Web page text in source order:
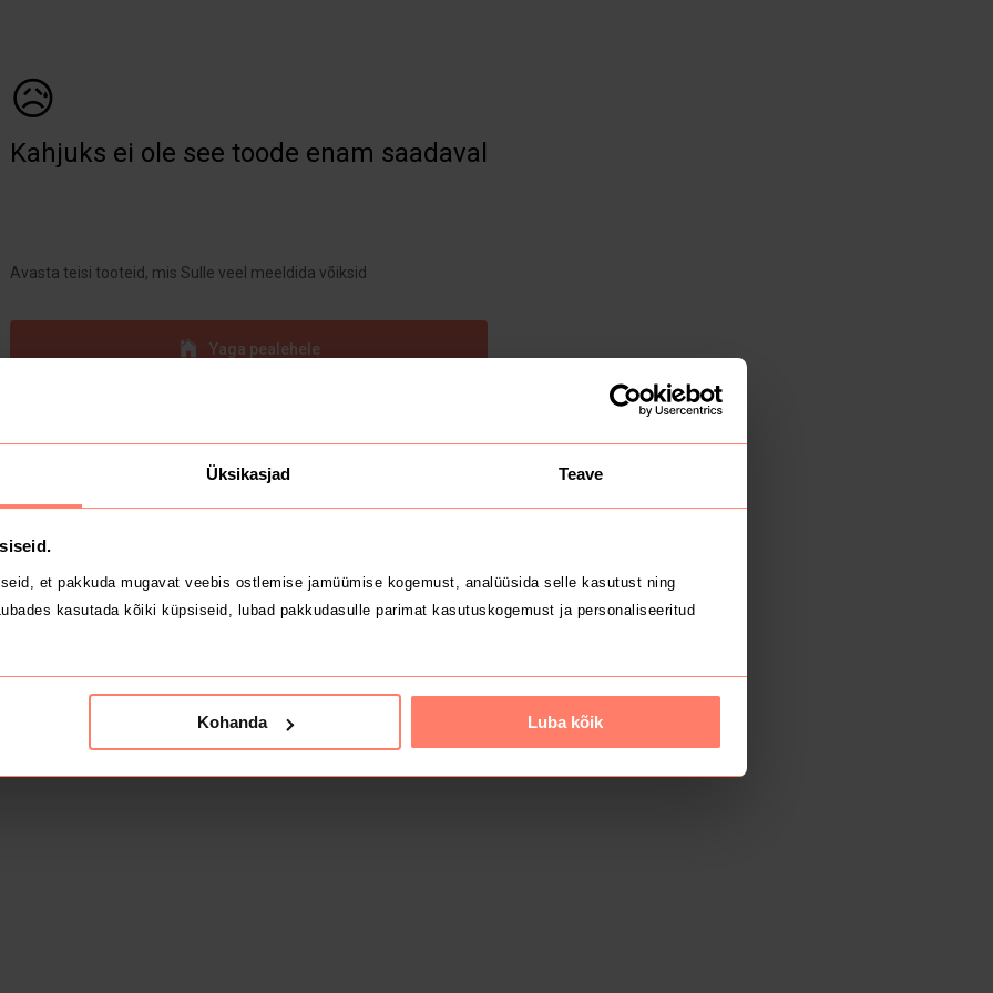
Üksikasjad Teave
et pakkuda mugavat veebis ostlemise jamüümise kogemust, analüüsida selle kasutust ning
kasutada kõiki küpsiseid, lubad pakkudasulle parimat kasutuskogemust ja personaliseeritud
Kohanda Luba kõik
😥
Kahjuks ei ole see toode enam saadaval
Avasta teisi tooteid, mis Sulle veel meeldida võiksid
Yaga pealehele